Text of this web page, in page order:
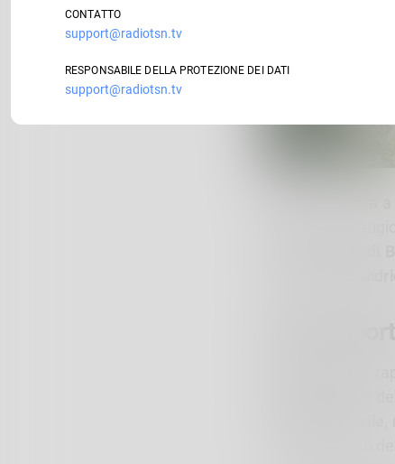
si prepara
tappa del
Chiesa Nuova di
Evento
Questa tappa
e
CONTATTO
support@radiotsn.tv
RESPONSABILE DELLA PROTEZIONE DEI DATI
support@radiotsn.tv